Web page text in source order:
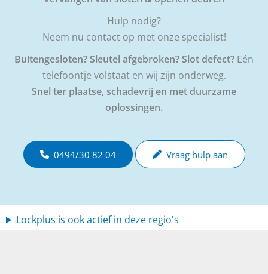
Hulp nodig?
Neem nu contact op met onze specialist!
Buitengesloten? Sleutel afgebroken? Slot defect? Eén
telefoontje volstaat en wij zijn onderweg.
Snel ter plaatse, schadevrij en met duurzame
oplossingen.
0494/30 82 04 Vraag hulp aan
Lockplus is ook actief in deze regio's